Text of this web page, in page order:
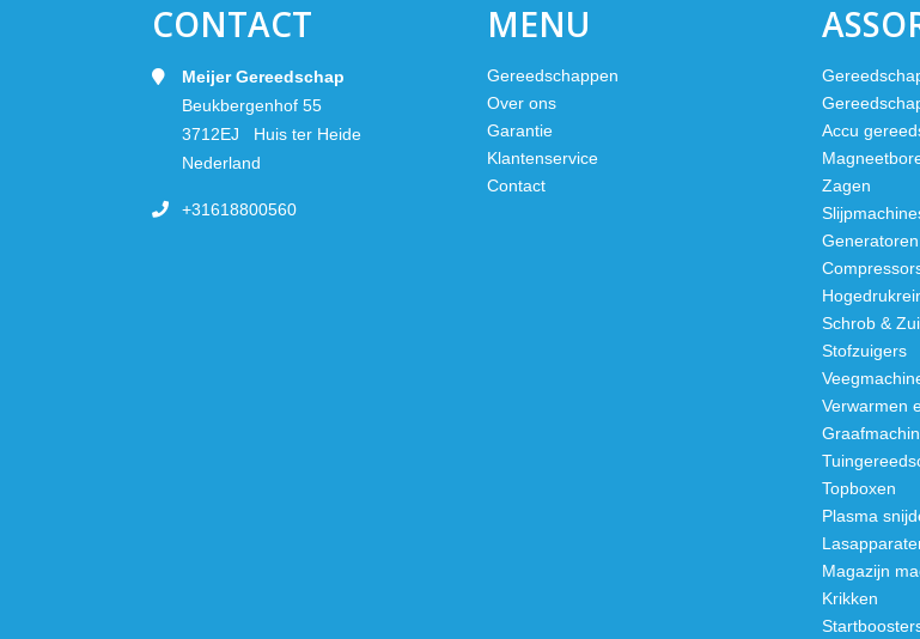
CONTACT
Meijer Gereedschap
Beukbergenhof 55
3712EJ Huis ter Heide
Nederland
+31618800560
MENU
Gereedschappen
Over ons
Garantie
Klantenservice
Contact
Accu
Zagen
Generatoren
Schrob &
Stofzuigers
Verwarmen
Topboxen
Plasma
Magazijn
Krikken